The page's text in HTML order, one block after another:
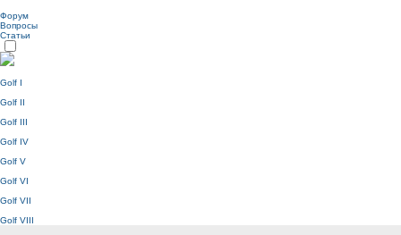
Форум
Вопросы
Статьи
Golf I
Golf II
Golf III
Golf IV
Golf V
Golf VI
Golf VII
Golf VIII